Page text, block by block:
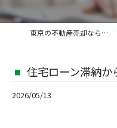
東京の不動産売却なら株式会社集英都市開発
住宅ローン滞納
2026/05/13